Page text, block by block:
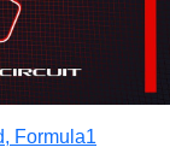
Formula1